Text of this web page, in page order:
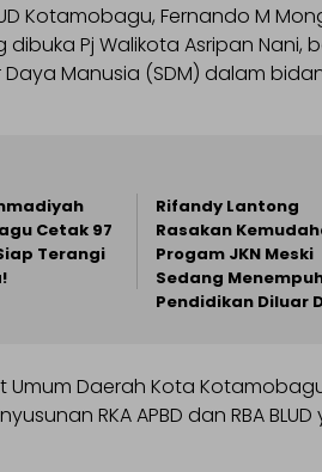
Kotamobagu, Fernando M
Pj Walikota Asripan Nani,
Manusia (SDM) dalam
Cetak 97
Terangi
Rifandy Lantong
Rasakan
Progam JKN Meski
Sedang
Pendidikan Diluar
Umum Daerah Kota
RKA APBD dan RBA BLUD